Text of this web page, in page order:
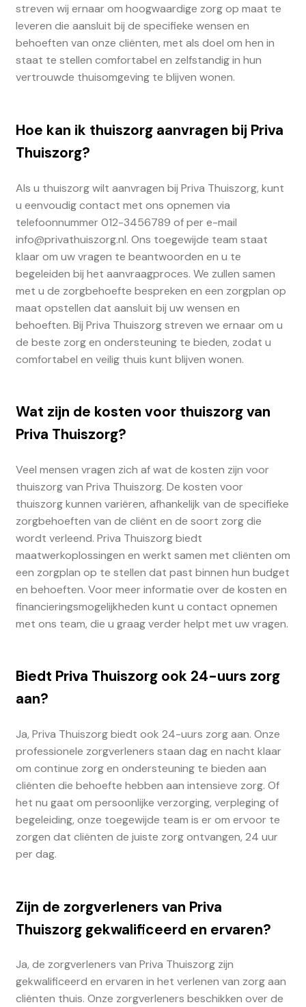
streven wij ernaar om hoogwaardige zorg op maat te
leveren die aansluit bij de specifieke wensen en
behoeften van onze cliënten, met als doel om hen in
staat te stellen comfortabel en zelfstandig in hun
vertrouwde thuisomgeving te blijven wonen.
Hoe kan ik thuiszorg aanvragen bij Priva
Thuiszorg?
Als u thuiszorg wilt aanvragen bij Priva Thuiszorg, kunt
u eenvoudig contact met ons opnemen via
telefoonnummer 012-3456789 of per e-mail
info@privathuiszorg.nl. Ons toegewijde team staat
klaar om uw vragen te beantwoorden en u te
begeleiden bij het aanvraagproces. We zullen samen
met u de zorgbehoefte bespreken en een zorgplan op
maat opstellen dat aansluit bij uw wensen en
behoeften. Bij Priva Thuiszorg streven we ernaar om u
de beste zorg en ondersteuning te bieden, zodat u
comfortabel en veilig thuis kunt blijven wonen.
Wat zijn de kosten voor thuiszorg van
Priva Thuiszorg?
Veel mensen vragen zich af wat de kosten zijn voor
thuiszorg van Priva Thuiszorg. De kosten voor
thuiszorg kunnen variëren, afhankelijk van de specifieke
zorgbehoeften van de cliënt en de soort zorg die
wordt verleend. Priva Thuiszorg biedt
maatwerkoplossingen en werkt samen met cliënten om
een zorgplan op te stellen dat past binnen hun budget
en behoeften. Voor meer informatie over de kosten en
financieringsmogelijkheden kunt u contact opnemen
met ons team, die u graag verder helpt met uw vragen.
Biedt Priva Thuiszorg ook 24-uurs zorg
aan?
Ja, Priva Thuiszorg biedt ook 24-uurs zorg aan. Onze
professionele zorgverleners staan dag en nacht klaar
om continue zorg en ondersteuning te bieden aan
cliënten die behoefte hebben aan intensieve zorg. Of
het nu gaat om persoonlijke verzorging, verpleging of
begeleiding, onze toegewijde team is er om ervoor te
zorgen dat cliënten de juiste zorg ontvangen, 24 uur
per dag.
Zijn de zorgverleners van Priva
Thuiszorg gekwalificeerd en ervaren?
Ja, de zorgverleners van Priva Thuiszorg zijn
gekwalificeerd en ervaren in het verlenen van zorg aan
cliënten thuis. Onze zorgverleners beschikken over de